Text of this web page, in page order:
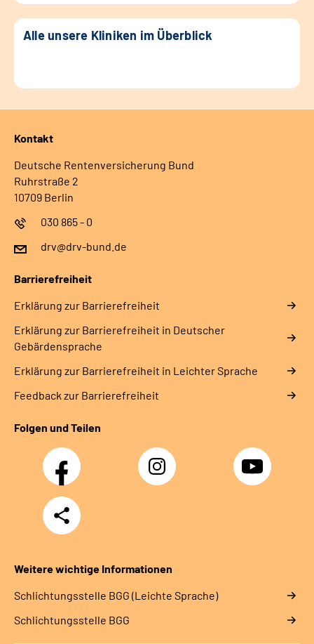
Alle unsere Kliniken im Überblick
Kontakt
Deutsche Rentenversicherung Bund
Ruhrstraße 2
10709 Berlin
030 865 - 0
drv@drv-bund.de
Barrierefreiheit
Erklärung zur Barrierefreiheit
Erklärung zur Barrierefreiheit in Deutscher
Gebärdensprache
Erklärung zur Barrierefreiheit in Leichter Sprache
Feedback zur Barrierefreiheit
Folgen und Teilen
Facebook Instagram YouTube
Teilen
Weitere wichtige Informationen
Schlich­tungs­stel­le BGG (Leichte Sprache)
Schlich­tungs­stel­le BGG